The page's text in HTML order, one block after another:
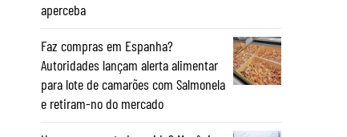
aperceba
Faz compras em Espanha?
Autoridades lançam alerta alimentar
para lote de camarões com Salmonela
e retiram-no do mercado